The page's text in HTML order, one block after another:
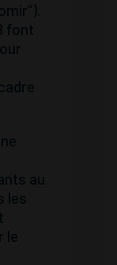
font
au
les
le